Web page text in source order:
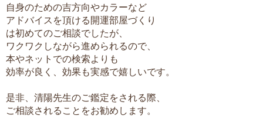
自身のための吉方向やカラーなど
アドバイスを頂ける開運部屋づくり
は初めてのご相談でしたが、
ワクワクしながら進められるので、
本やネットでの検索よりも
効率が良く、効果も実感で嬉しいです。
是非、清陽先生のご鑑定をされる際、
ご相談されることをお勧めします。